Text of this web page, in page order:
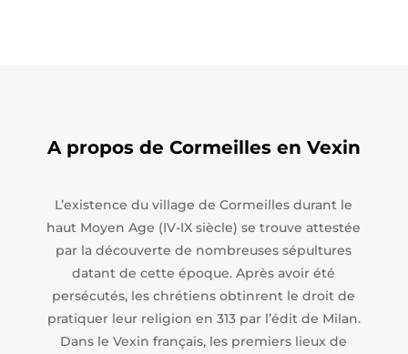
A propos de Cormeilles en Vexin
L’existence du village de Cormeilles durant le
haut Moyen Age (IV-IX siècle) se trouve attestée
par la découverte de nombreuses sépultures
datant de cette époque. Après avoir été
persécutés, les chrétiens obtinrent le droit de
pratiquer leur religion en 313 par l’édit de Milan.
Dans le Vexin français, les premiers lieux de